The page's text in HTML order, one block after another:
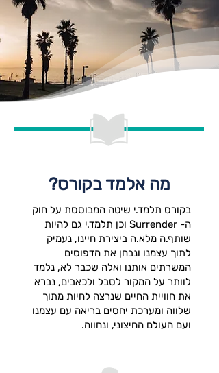
מה אלמד בקורס?
בקורס תלמד.י שיטה המבוססת על חוק
ה- Surrender וכן תלמד.י גם להיות
שותף.ה מלא.ה ביצירת חיינו, נעמיק
לתוך עצמנו ונבחן את הדפוסים
המשרתים אותנו ואלה שכבר לא, נלמד
לוותר על המקור לסבל ולכאבים, נברא
את חוויית החיים שנרצה לחיות מתוך
שלווה ומערכת יחסים בריאה עם עצמנו
ועם העולם החיצוני, ונחווה.